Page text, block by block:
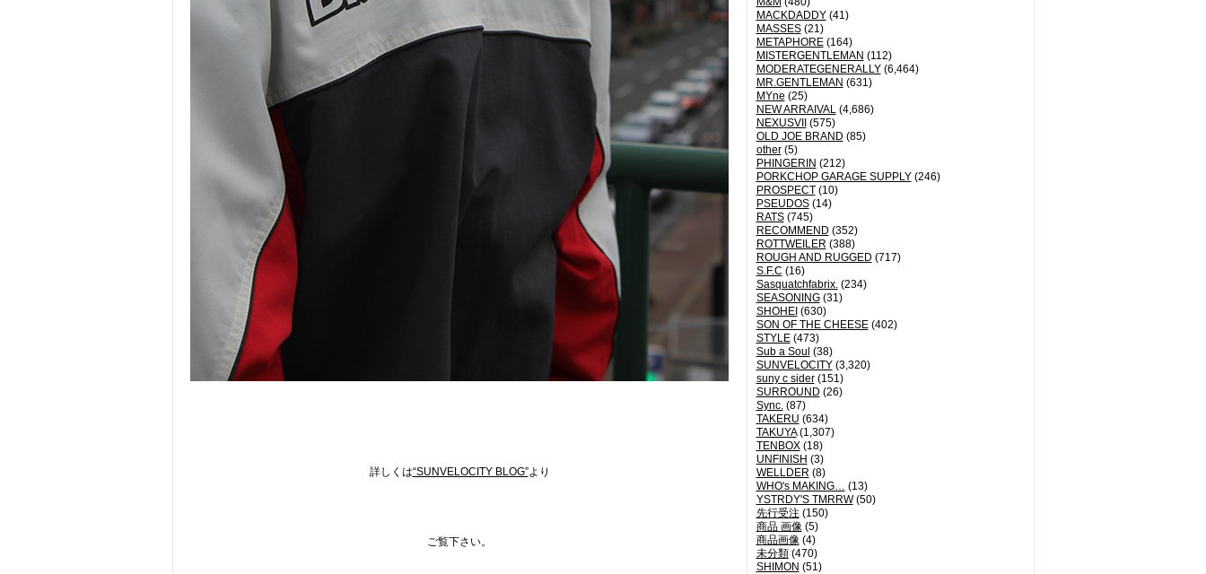
MACKDADDY(41)
MASSES(21)
METAPHORE(164)
MISTERGENTLEMAN (112)
MODERATEGENERALLY(6,464)
MR.GENTLEMAN (631)
MYne (25)
NEW ARRAIVAL(4,686)
NEXUSVII
(575)
OLD JOE BRAND (85)
other(5)
PHINGERIN (212)
PORKCHOP GARAGE SUPPLY(246)
PROSPECT(10)
PSEUDOS(14)
RATS(745)
RECOMMEND (352)
ROTTWEILER (388)
ROUGH AND RUGGED (717)
S.F.C (16)
Sasquatchfabrix.(234)
SEASONING(31)
SHOHEI (630)
SON OF THE CHEESE(402)
STYLE(473)
Sub a Soul (38)
SUNVELOCITY(3,320)
suny c sider(151)
SURROUND (26)
Sync.(87)
TAKERU (634)
TAKUYA(1,307)
TENBOX(18)
UNFINISH (3)
WELLDER (8)
WHO's MAKING… (13)
YSTRDY'S TMRRW(50)
先行受注 (150)
商品 画像(5)
商品画像(4)
未分類(470)
SHIMON (51)
詳しくは“SUNVELOCITY BLOG”より
ご覧下さい。